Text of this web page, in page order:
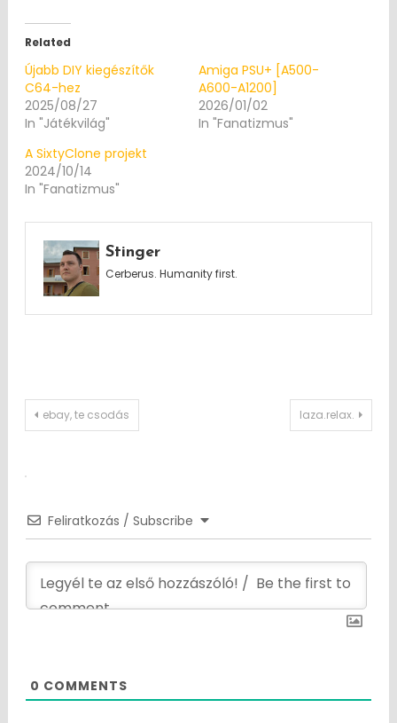
Related
Újabb DIY kiegészítők
C64-hez
2025/08/27
In "Játékvilág"
Amiga PSU+ [A500-
A600-A1200]
2026/01/02
In "Fanatizmus"
A SixtyClone projekt
2024/10/14
In "Fanatizmus"
Stinger
Cerberus. Humanity first.
Post
ebay, te csodás laza.relax.
Feliratkozás / Subscribe
0 COMMENTS